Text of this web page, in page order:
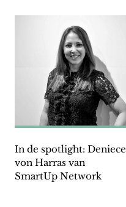
In de spotlight: Deniece
von Harras van
SmartUp Network